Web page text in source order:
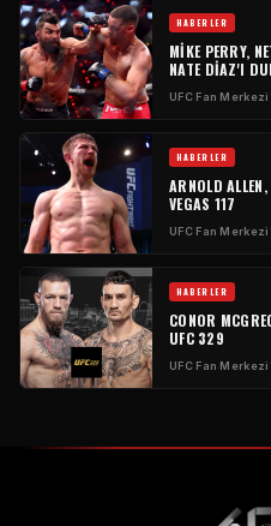
HABERLER
MIKE PERRY,
NATE DIAZ'I
UFCFan Merkezi
HABERLER
ARNOLD
VEGAS 117
UFCFan Merkezi
HABERLER
CONOR
UFC329
UFCFan Merkezi